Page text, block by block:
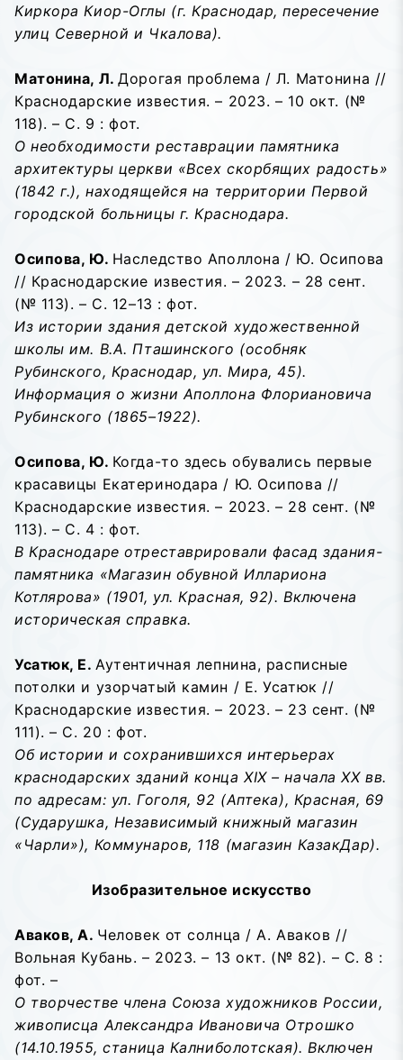
Киркора Киор-Оглы (г. Краснодар, пересечение
улиц Северной и Чкалова).
Матонина, Л.Дорогая проблема / Л. Матонина //
Краснодарские известия. – 2023. – 10 окт. (№
118). – С. 9 : фот.
О необходимости реставрации памятника
архитектуры церкви «Всех скорбящих радость»
(1842 г.), находящейся на территории Первой
городской больницы г. Краснодара.
Осипова, Ю. Наследство Аполлона / Ю. Осипова
// Краснодарские известия. – 2023. – 28 сент.
(№ 113). – С. 12–13 : фот.
Из истории здания детской художественной
школы им. В.А. Пташинского (особняк
Рубинского, Краснодар, ул. Мира, 45).
Информация о жизни Аполлона Флориановича
Рубинского (1865–1922).
Осипова, Ю. Когда-то здесь обувались первые
красавицы Екатеринодара / Ю. Осипова //
Краснодарские известия. – 2023. – 28 сент. (№
113). – С. 4 : фот.
В Краснодаре отреставрировали фасад здания-
памятника «Магазин обувной Иллариона
Котлярова» (1901, ул. Красная, 92). Включена
историческая справка.
Усатюк, Е.Аутентичная лепнина, расписные
потолки и узорчатый камин / Е. Усатюк //
Краснодарские известия. – 2023. – 23 сент. (№
111). – С. 20 : фот.
Об истории и сохранившихся интерьерах
краснодарских зданий концаXIX – началаXXвв.
по адресам: ул. Гоголя, 92 (Аптека), Красная, 69
(Сударушка, Независимый книжный магазин
«Чарли»), Коммунаров, 118 (магазин КазакДар).
Изобразительное искусство
Аваков, А. Человек от солнца / А. Аваков //
Вольная Кубань. – 2023. – 13 окт. (№ 82). – С. 8 :
фот. –
О творчестве члена Союза художников России,
живописца Александра Ивановича Отрошко
(14.10.1955, станица Калниболотская). Включен